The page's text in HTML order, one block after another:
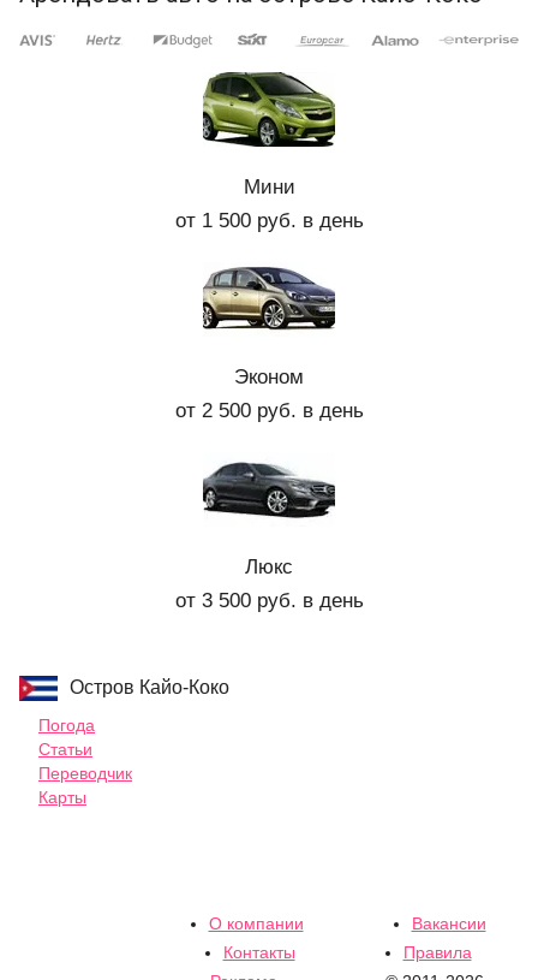
Мини
от 1 500 руб. в день
Эконом
от 2 500 руб. в день
Люкс
от 3 500 руб. в день
Остров Кайо-Коко
Погода
Статьи
Переводчик
Карты
О компании
Вакансии
Контакты
Правила